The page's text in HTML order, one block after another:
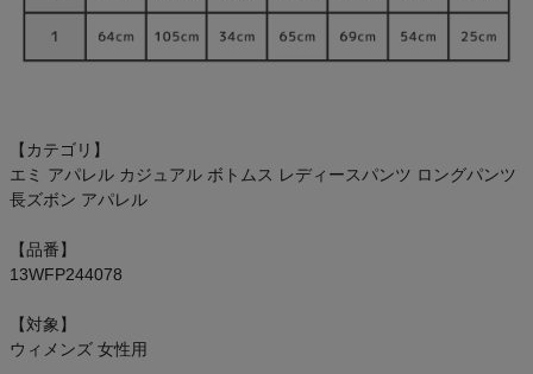
【カテゴリ】
エミ アパレル カジュアル ボトムス レディースパンツ ロングパンツ
長ズボン アパレル
【品番】
13WFP244078
【対象】
ウィメンズ 女性用